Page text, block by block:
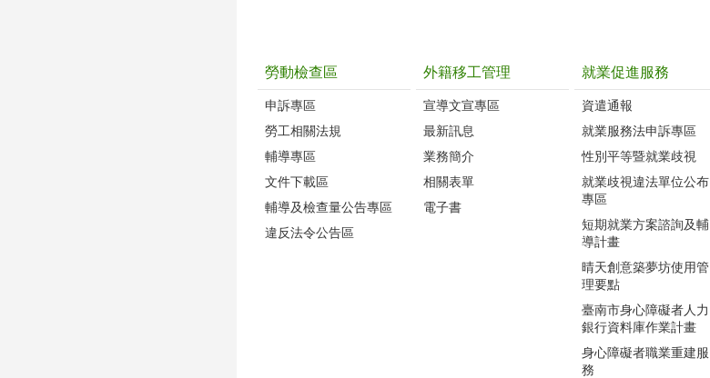
勞動檢查區
申訴專區
勞工相關法規
輔導專區
文件下載區
輔導及檢查量公告專區
違反法令公告區
外籍移工管理
宣導文宣專區
最新訊息
業務簡介
相關表單
電子書
就業促進服務
資遣通報
就業服務法申訴專區
性別平等暨就業歧視
就業歧視違法單位公布
專區
短期就業方案諮詢及輔
導計畫
晴天創意築夢坊使用管
理要點
臺南市身心障礙者人力
銀行資料庫作業計畫
身心障礙者職業重建服
務